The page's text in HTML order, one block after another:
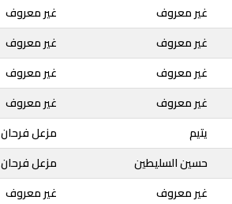
غير معروف
غير معروف
غير معروف
غير معروف
غير معروف
غير معروف
غير معروف
غير معروف
يتيم
مزعل فرحان
حسين السليطين
مزعل فرحان
غير معروف
غير معروف